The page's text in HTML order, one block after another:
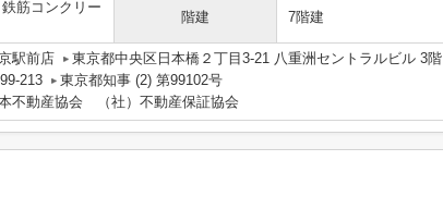
筋コンクリー
階建 7階建
駅前店
東京都中央区日本橋２丁目3-21 八重洲セントラルビル 3階
213
東京都知事 (2) 第99102号
本不動産協会 （社）不動産保証協会